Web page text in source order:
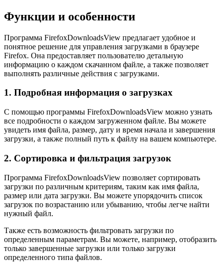
Функции и особенности
Программа FirefoxDownloadsView предлагает удобное и
понятное решение для управления загрузками в браузере
Firefox. Она предоставляет пользователю детальную
информацию о каждом скачанном файле, а также позволяет
выполнять различные действия с загрузками.
1. Подробная информация о загрузках
С помощью программы FirefoxDownloadsView можно узнать
все подробности о каждом загруженном файле. Вы можете
увидеть имя файла, размер, дату и время начала и завершения
загрузки, а также полный путь к файлу на вашем компьютере.
2. Сортировка и фильтрация загрузок
Программа FirefoxDownloadsView позволяет сортировать
загрузки по различным критериям, таким как имя файла,
размер или дата загрузки. Вы можете упорядочить список
загрузок по возрастанию или убыванию, чтобы легче найти
нужный файл.
Также есть возможность фильтровать загрузки по
определенным параметрам. Вы можете, например, отобразить
только завершенные загрузки или только загрузки
определенного типа файлов.